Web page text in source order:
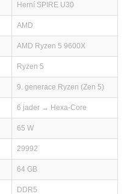
Herní SPIRE U30
AMD
AMD Ryzen 5 9600X
Ryzen 5
9. generace Ryzen (Zen 5)
6 jader → Hexa-Core
65 W
29992
64 GB
DDR5